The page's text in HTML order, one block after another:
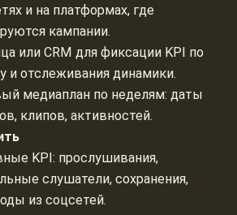
и на платформах, где
кампании.
или CRM для фиксации KPI по
и отслеживания динамики.
медиаплан по неделям: даты
клипов, активностей.
KPI: прослушивания,
слушатели, сохранения,
из соцсетей.